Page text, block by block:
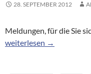
28. SEPTEMBER 2012
Meldungen, für die Sie
Abzocknews zum
weiterlesen →